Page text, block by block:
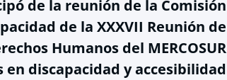
de la reunión de la Comisión
de la XXXVII Reunión de
Humanos del MERCOSUR
en discapacidad y accesibilidad